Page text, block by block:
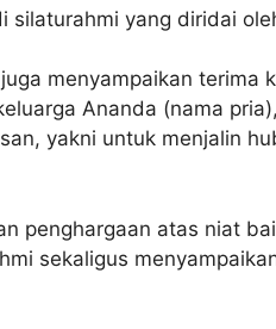
yang diridai
menyampaikan terima
Ananda (nama
yakni untuk menjalin
penghargaan atas niat
sekaligus